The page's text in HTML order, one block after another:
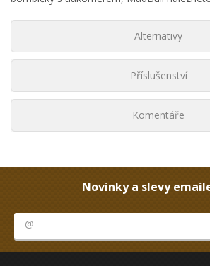
Alternativy
Příslušenství
Komentáře
Novinky a slevy